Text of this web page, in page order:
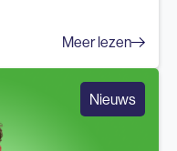
Meer lezen
Nieuws